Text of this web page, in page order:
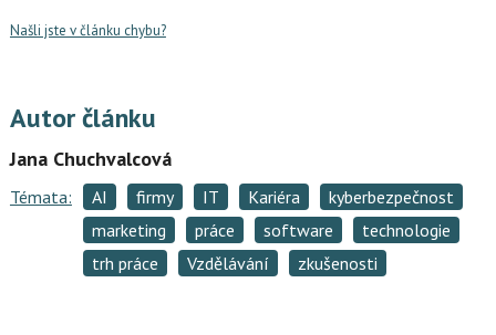
Našli jste v článku chybu?
Autor článku
Jana Chuchvalcová
Témata: AI firmy IT Kariéra
kyberbezpečnost
marketing
práce software
technologie
trh práce
Vzdělávání zkušenosti